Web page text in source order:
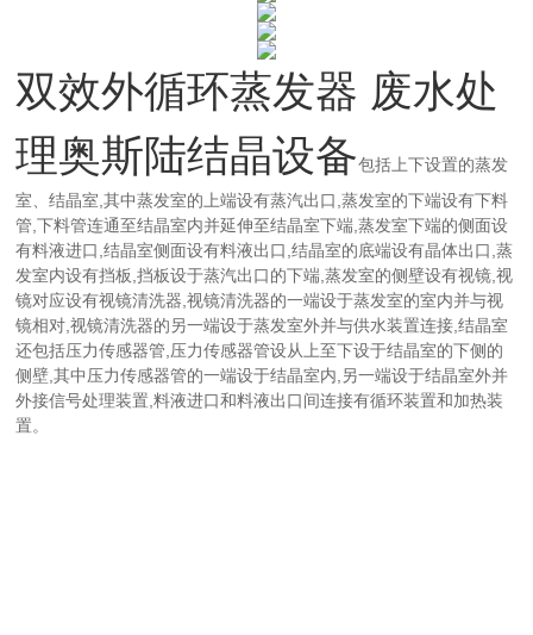
双效外循环蒸发器 废水处
理奥斯陆结晶设备包括上下设置的蒸发
室、结晶室,其中蒸发室的上端设有蒸汽出口,蒸发室的下端设有下料
管,下料管连通至结晶室内并延伸至结晶室下端,蒸发室下端的侧面设
有料液进口,结晶室侧面设有料液出口,结晶室的底端设有晶体出口,蒸
发室内设有挡板,挡板设于蒸汽出口的下端,蒸发室的侧壁设有视镜,视
镜对应设有视镜清洗器,视镜清洗器的一端设于蒸发室的室内并与视
镜相对,视镜清洗器的另一端设于蒸发室外并与供水装置连接,结晶室
还包括压力传感器管,压力传感器管设从上至下设于结晶室的下侧的
侧壁,其中压力传感器管的一端设于结晶室内,另一端设于结晶室外并
外接信号处理装置,料液进口和料液出口间连接有循环装置和加热装
置。